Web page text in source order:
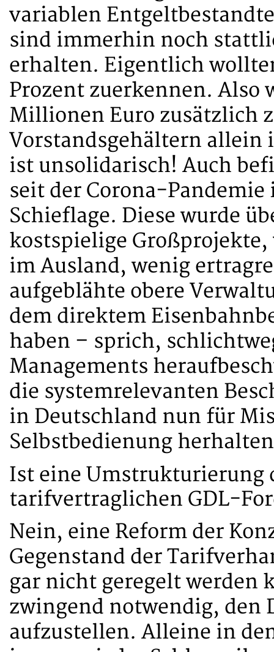
variablen
sind immerhin noch
erhalten. Eigentlich
Prozent zuerkennen. Also
Millionen Euro zusätzlich
Vorstandsgehältern allein
ist unsolidarisch! Auch
seit der Corona-
Schieflage. Diese wurde
kostspielige
im Ausland, wenig
aufgeblähte obere
dem direktem
haben – sprich,
Managements
die systemrelevanten
in Deutschland nun für
Selbstbedienung
Ist eine Umstrukturierung
tarifvertraglichen GDL-
Nein, eine Reform der
Gegenstand der
gar nicht geregelt werden
zwingend notwendig, den
aufzustellen. Alleine in